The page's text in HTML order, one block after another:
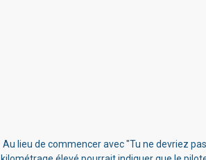
Au lieu de commencer avec "Tu ne devriez